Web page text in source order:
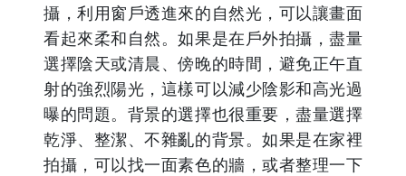
攝，利用窗戶透進來的自然光，可以讓畫面
看起來柔和自然。如果是在戶外拍攝，盡量
選擇陰天或清晨、傍晚的時間，避免正午直
射的強烈陽光，這樣可以減少陰影和高光過
曝的問題。背景的選擇也很重要，盡量選擇
乾淨、整潔、不雜亂的背景。如果是在家裡
拍攝，可以找一面素色的牆，或者整理一下